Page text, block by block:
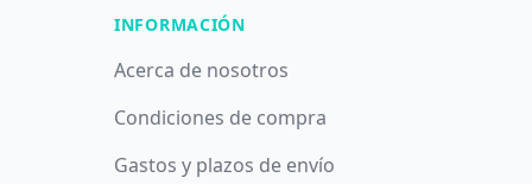
INFORMACIÓN
Acerca de nosotros
Condiciones de compra
Gastos y plazos de envío